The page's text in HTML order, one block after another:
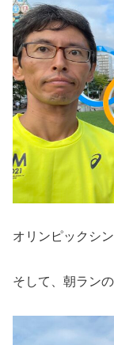
オリンピックシン
そして、朝ラン